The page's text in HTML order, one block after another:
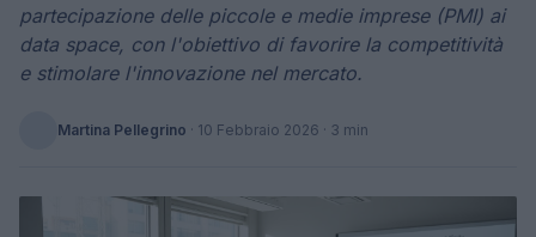
partecipazione delle piccole e medie imprese (PMI) ai
data space, con l'obiettivo di favorire la competitività
e stimolare l'innovazione nel mercato.
Martina Pellegrino · 10 Febbraio 2026 · 3 min